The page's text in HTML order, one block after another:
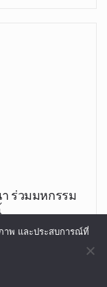
ร่วมมหกรรม
วาทโกวิโท,ดร.
าพ และประสบการณ์ที่